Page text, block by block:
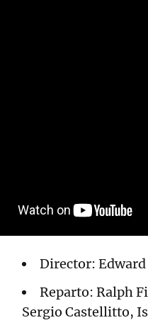
Director:
Reparto: Ralph
Sergio Castellitto,